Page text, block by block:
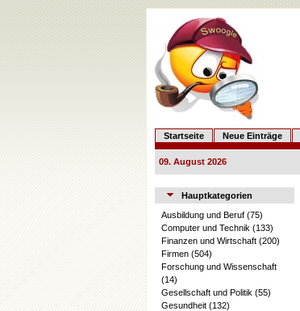
Startseite Neue Einträge
09. August 2026
Hauptkategorien
Ausbildung und Beruf (75)
Computer und Technik (133)
Finanzen und Wirtschaft (200)
Firmen (504)
Forschung und Wissenschaft
(14)
Gesellschaft und Politik (55)
Gesundheit (132)